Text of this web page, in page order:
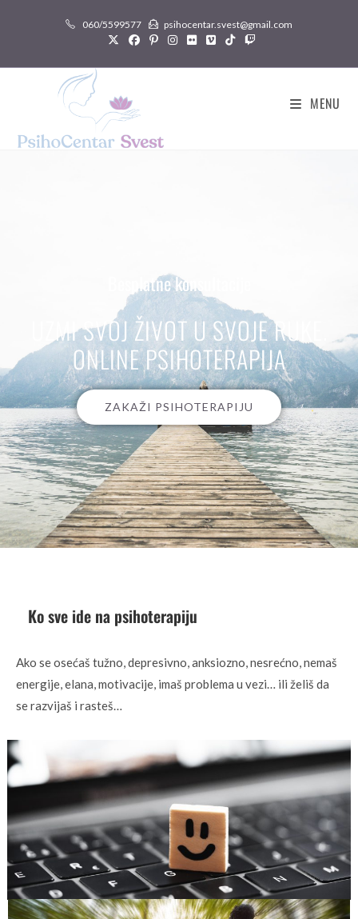
060/5599577 psihocentar.svest@gmail.com
MENU
Besplatne konsultacije
UZMI SVOJ ŽIVOT U SVOJE RUKE.
ONLINE PSIHOTERAPIJA
ZAKAŽI PSIHOTERAPIJU
Ko sve ide na psihoterapiju
Ako se osećaš tužno, depresivno, anksiozno, nesrećno, nemaš
energije, elana, motivacije, imaš problema u vezi… ili želiš da
se razvijaš i rasteš…